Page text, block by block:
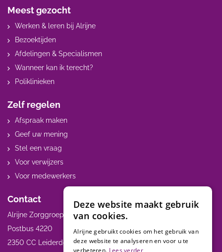
Meest gezocht
Werken & leren bij Alrijne
Bezoektijden
Afdelingen & Specialismen
Wanneer kan ik terecht?
Poliklinieken
Zelf regelen
Afspraak maken
Geef uw mening
Stel een vraag
Voor verwijzers
Voor medewerkers
Contact
Alrijne Zorggroep
Postbus 4220
2350 CC Leiderdorp
Deze website maakt gebruik
van cookies.
Alrijne gebruikt cookies om het gebruik van
deze website te analyseren en voor u te
verbeteren. Lees verder